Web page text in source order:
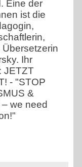
Eine der
ist die
Ihr
JETZT
- "STOP
&
we need